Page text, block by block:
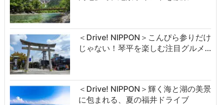
＜Drive! NIPPON＞こんぴら参りだけ
じゃない！琴平を楽しむ注目グルメ…
＜Drive! NIPPON＞輝く海と湖の美景
に包まれる、夏の福井ドライブ